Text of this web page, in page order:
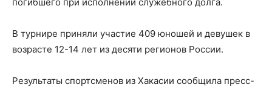
В турнире приняли участие 409 юношей и девушек в
возрасте 12-14 лет из десяти регионов России.
Результаты спортсменов из Хакасии сообщила пресс-